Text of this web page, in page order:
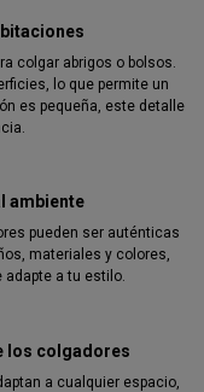
colgar abrigos o bolsos.
lo que permite un
es pequeña, este detalle
ambiente
pueden ser auténticas
materiales y colores,
a tu estilo.
los colgadores
a cualquier espacio,